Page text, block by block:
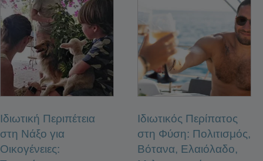
Ιδιωτική Περιπέτεια
στη Νάξο για
Οικογένειες:
Ιδιωτικός Περίπατος
στη Φύση: Πολιτισμός,
Βότανα, Ελαιόλαδο,